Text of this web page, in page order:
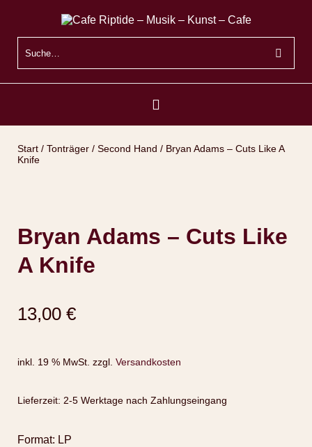
Start / Tonträger / Second Hand / Bryan Adams – Cuts Like A
Knife
Bryan Adams – Cuts Like
A Knife
13,00 €
inkl. 19 % MwSt. zzgl. Versandkosten
Lieferzeit: 2-5 Werktage nach Zahlungseingang
Format: LP